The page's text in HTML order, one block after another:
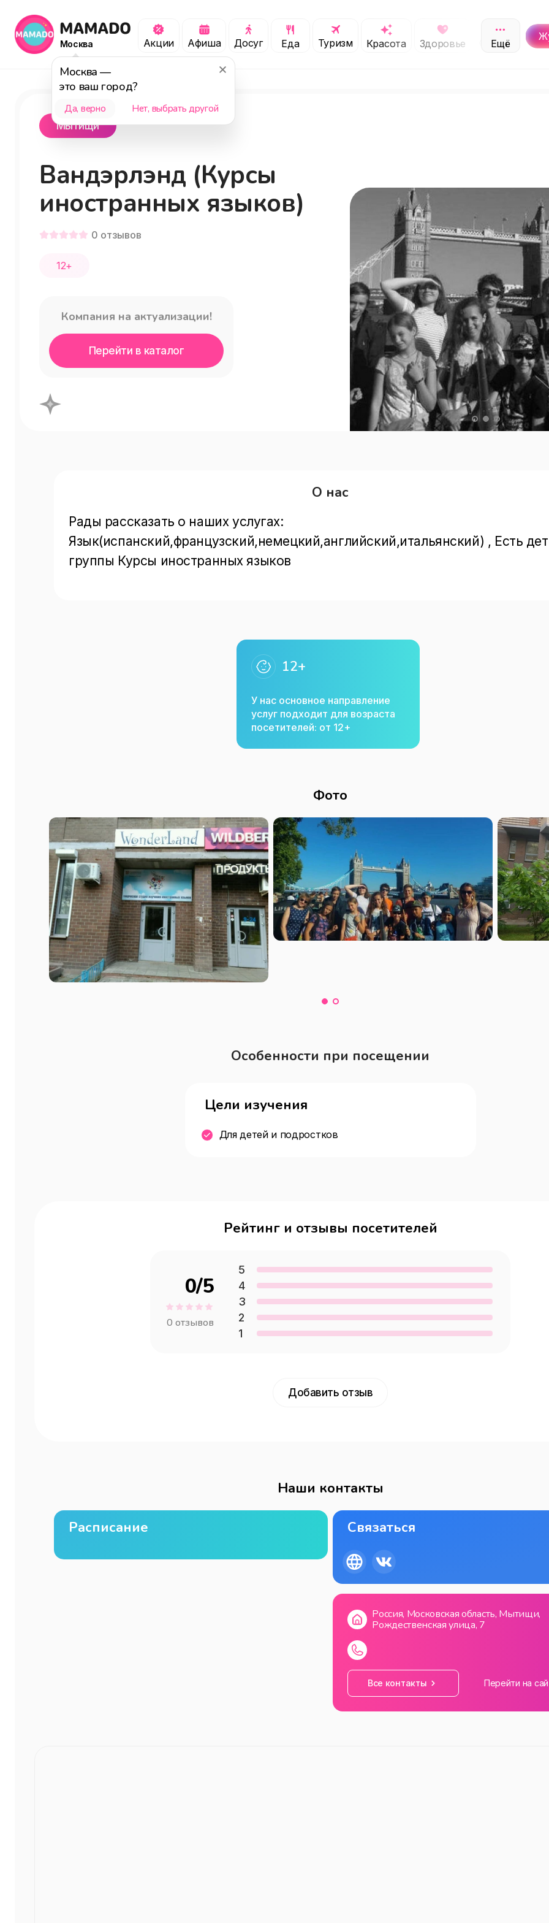
Москва
Москва —
это ваш город?
Да, верно Нет, выбрать другой
Акции Афиша Досуг Еда Туризм Красота Здоровье Обучение
Ещё
Мытищи
Вандэрлэнд (Курсы
иностранных языков)
0 отзывов
12+
Компания на актуализации!
Перейти в каталог
О нас
Рады рассказать о наших услугах:
Язык(испанский,французский,немецкий,английский,итальянский) , Есть
группы Курсы иностранных языков
12+
У нас основное направление
услуг подходит для возраста
посетителей: от 12+
Фото
Особенности при посещении
Цели изучения
Для детей и подростков
Рейтинг и отзывы посетителей
0/5
0 отзывов
5
4
3
2
1
Добавить отзыв
Наши контакты
Расписание Связаться
Россия, Московская область, Мытищи,
Рождественская улица, 7
Все контакты Перейти на